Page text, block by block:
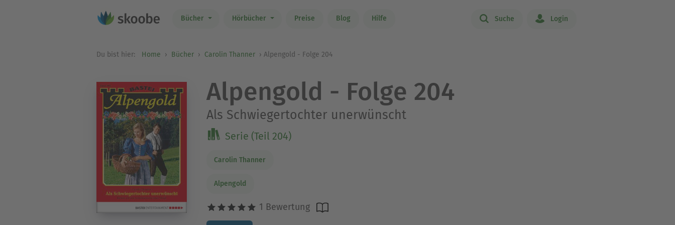
Bücher Hörbücher Preise Blog Hilfe Suche Login
Du bist hier: Home Bücher Carolin Thanner Alpengold - Folge 204
Alpengold - Folge 204
Als Schwiegertochter unerwünscht
Serie (Teil 204)
Carolin Thanner
Alpengold
1 Bewertung